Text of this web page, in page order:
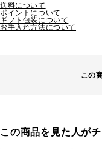
送料について
ポイントについて
ギフト包装について
お手入れ方法について
この
この商品を見た人が